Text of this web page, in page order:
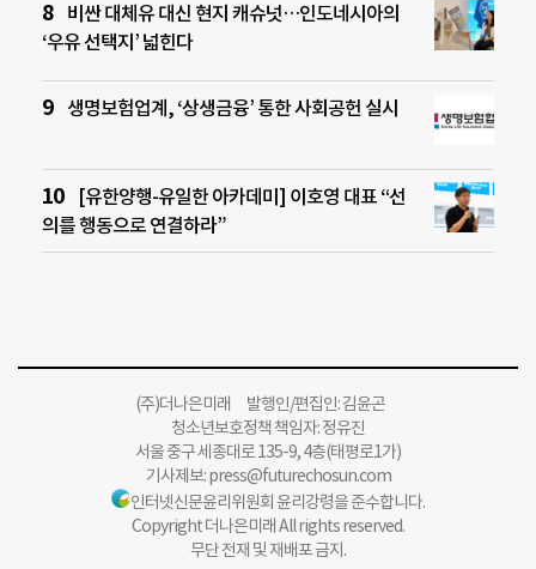
비싼 대체유 대신 현지 캐슈넛…인도네시아의
‘우유 선택지’ 넓힌다
생명보험업계, ‘상생금융’ 통한 사회공헌 실시
[유한양행-유일한 아카데미] 이호영 대표 “선
의를 행동으로 연결하라”
(주)더나은미래 발행인/편집인: 김윤곤
청소년보호정책 책임자: 정유진
서울 중구 세종대로 135-9, 4층(태평로1가)
기사제보:press@futurechosun.com
인터넷신문윤리위원회 윤리강령을 준수합니다.
Copyright 더나은미래 All rights reserved.
무단 전재 및 재배포 금지.